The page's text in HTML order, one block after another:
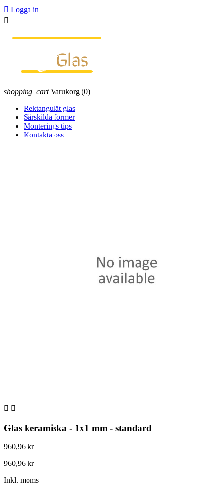
 Logga in

shopping_cart Varukorg (0)
Rektangulät glas
Särskilda former
Monterings tips
Kontakta oss
 
Glas keramiska - 1x1 mm - standard
960,96 kr
960,96 kr
Inkl. moms